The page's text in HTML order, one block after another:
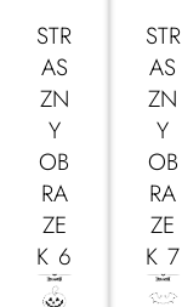
STR
AS
ZN
Y
OB
RA
ZE
K 6
STR
AS
ZN
Y
OB
RA
ZE
K 7